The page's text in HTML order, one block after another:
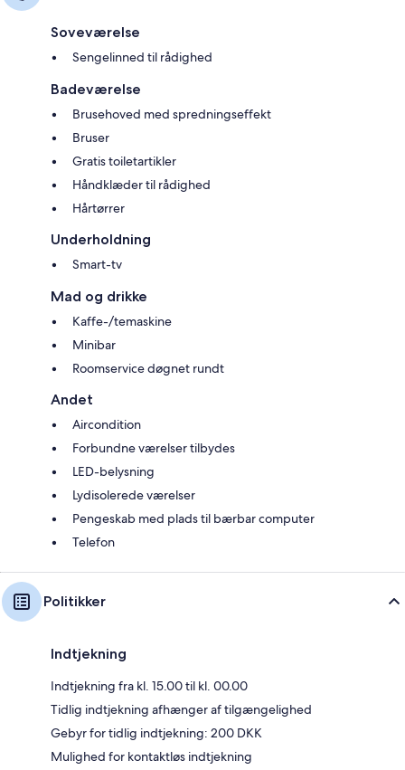
Soveværelse
Sengelinned til rådighed
Badeværelse
Brusehoved med spredningseffekt
Bruser
Gratis toiletartikler
Håndklæder til rådighed
Hårtørrer
Underholdning
Smart-tv
Mad og drikke
Kaffe-/temaskine
Minibar
Roomservice døgnet rundt
Andet
Aircondition
Forbundne værelser tilbydes
LED-belysning
Lydisolerede værelser
Pengeskab med plads til bærbar computer
Telefon
Politikker
Indtjekning
Indtjekning fra kl. 15.00 til kl. 00.00
Tidlig indtjekning afhænger af tilgængelighed
Gebyr for tidlig indtjekning: 200 DKK
Mulighed for kontaktløs indtjekning